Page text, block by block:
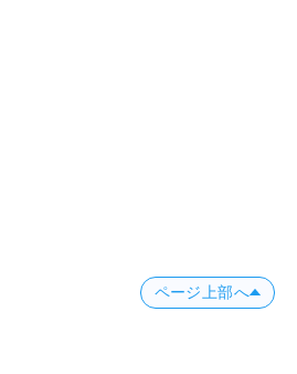
ページ上部へ